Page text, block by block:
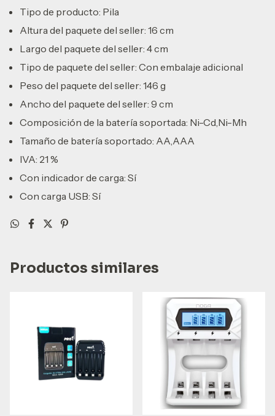
Tipo de producto: Pila
Altura del paquete del seller: 16 cm
Largo del paquete del seller: 4 cm
Tipo de paquete del seller: Con embalaje adicional
Peso del paquete del seller: 146 g
Ancho del paquete del seller: 9 cm
Composición de la batería soportada: Ni-Cd,Ni-Mh
Tamaño de batería soportado: AA,AAA
IVA: 21 %
Con indicador de carga: Sí
Con carga USB: Sí
Productos similares